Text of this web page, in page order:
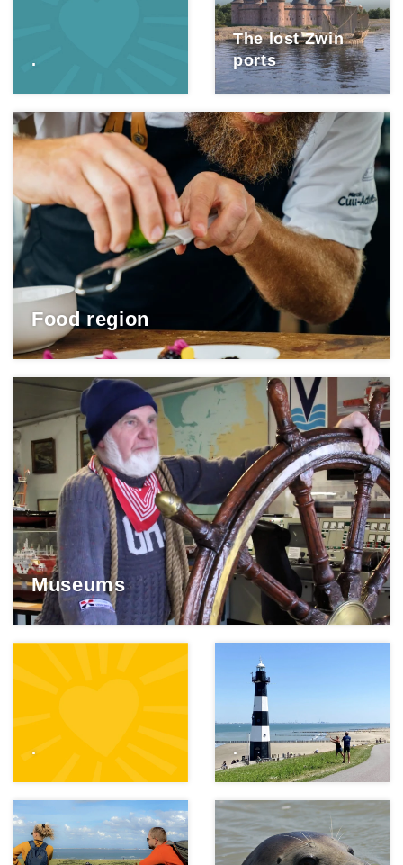
.
The lost Zwin
ports
Food region
Museums
. .